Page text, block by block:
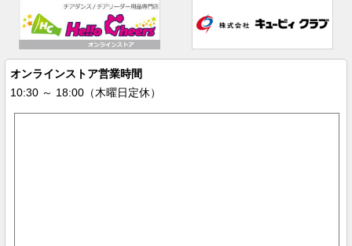
オンラインストア営業時間
10:30 ～ 18:00（木曜日定休）